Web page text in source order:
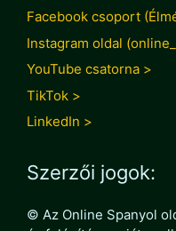
Facebook csoport
Instagram oldal
YouTube csatorna >
TikTok >
LinkedIn >
Szerzői jogok:
© Az Online Spanyol